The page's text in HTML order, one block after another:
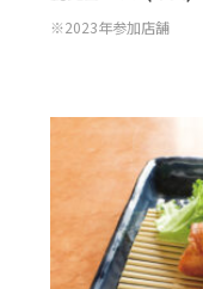
2023年参加店舗